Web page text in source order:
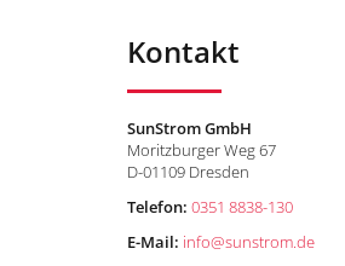
Kontakt
SunStrom GmbH
Moritzburger Weg 67
D-01109 Dresden
Telefon: 0351 8838-130
E-Mail: info@sunstrom.de